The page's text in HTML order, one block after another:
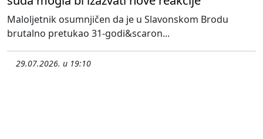
Maloljetnik osumnjičen da je u Slavonskom Brodu
brutalno pretukao 31-godi&scaron...
29.07.2026. u 19:10